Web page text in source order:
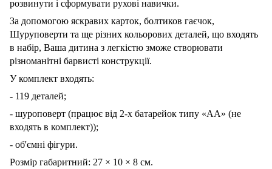
розвинути і сформувати рухові навички.
За допомогою яскравих карток, болтиков гаєчок,
Шуруповерти та ще різних кольорових деталей, що входять
в набір, Ваша дитина з легкістю зможе створювати
різноманітні барвисті конструкції.
У комплект входять:
- 119 деталей;
- шуроповерт (працює від 2-х батарейок типу «АА» (не
входять в комплект));
- об'ємні фігури.
Розмір габаритний: 27 × 10 × 8 см.